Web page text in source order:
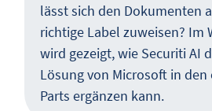
lässt sich den Dokumenten
richtige Label zuweisen? Im
wird gezeigt, wie Securiti AI
Lösung von Microsoft in
Parts ergänzen kann.